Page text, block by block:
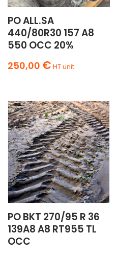
PO ALL.SA
440/80R30 157 A8
550 OCC 20%
250,00 € HT unit.
PO BKT 270/95 R 36
139A8 A8 RT955 TL
OCC